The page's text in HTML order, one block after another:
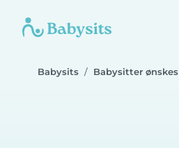
Babysits Babysitter ønskes